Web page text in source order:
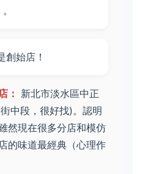
創始店！
： 新北市淡水區中正
中段，很好找)。認明
然現在很多分店和模仿
的味道最經典（心理作